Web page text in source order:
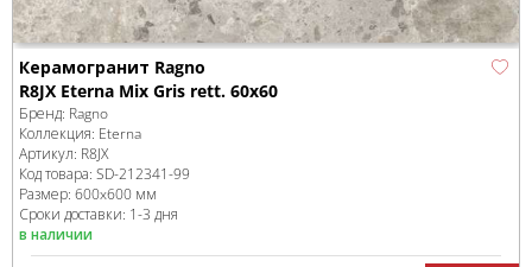
Керамогранит Ragno
R8JX Eterna Mix Gris rett. 60x60
Бренд: Ragno
Коллекция: Eterna
Артикул: R8JX
Код товара: SD-212341-99
Размер: 600x600 мм
Сроки доставки: 1-3 дня
в наличии